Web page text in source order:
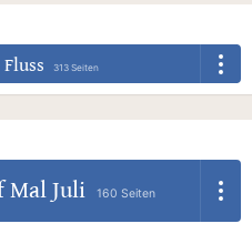
313 Seiten
Mal Juli 160 Seiten